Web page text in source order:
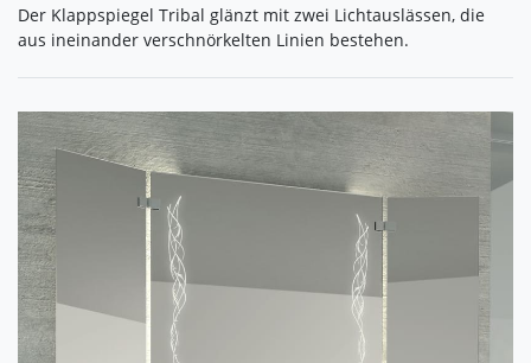
Der Klappspiegel Tribal glänzt mit zwei Lichtauslässen, die
aus ineinander verschnörkelten Linien bestehen.